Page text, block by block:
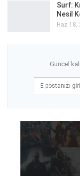
Surf:
Nesil
Haz 18,
Güncel